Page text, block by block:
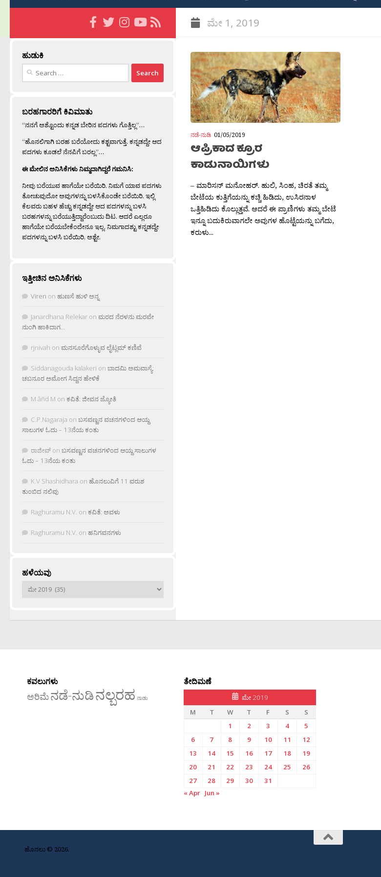
ಮೇ 1, 2019
ನಡೆ-ನುಡಿ 01/05/2019
ಆಪ್ರಿಕಾದ ಕ್ರೂರ
ಕಾಡುನಾಯಿಗಳು
– ಮಾರಿಸನ್ ಮನೋಹರ್. ಹುಲಿ, ಸಿಂಹ, ಚಿರತೆ ತಮ್ಮ
ಬೇಟೆಯ ಕುತ್ತಿಗೆಯನ್ನು ಕಚ್ಚಿ ಹಿಡಿದು, ಉಸಿರನಾಳ
ಒತ್ತಿಹಿಡಿದು ಕೊಲ್ಲುತ್ತವೆ. ಆದರೆ ಈ ಪ್ರಾಣಿಗಳು ತಮ್ಮ ಬೇಟೆ
ಇನ್ನೂ ಬದುಕಿರುವಾಗಲೇ ಅವುಗಳ ಹೊಟ್ಟೆಯನ್ನು ಬಗೆದು,
ಕರುಳು...
ಹುಡುಕಿ
Search
ಬರಹಗಾರರಿಗೆ ಕಿವಿಮಾತು
“ನನಗೆ ಅಶ್ಟೊಂದು ಕನ್ನಡ ಬೇರಿನ ಪದಗಳು ಗೊತ್ತಿಲ್ಲ”…
“ಹೊನಲಿಗಾಗಿ ಬರಹ ಬರೆಯೋದು ಕಶ್ಟವಾಗುತ್ತೆ. ಕನ್ನಡದ್ದೇ ಆದ
ಪದಗಳು ಕೂಡಲೆ ನೆನಪಿಗೆ ಬರಲ್ಲ”…
ಈ ಮೇಲಿನ ಅನಿಸಿಕೆಗಳು ನಿಮ್ಮದಾಗಿದ್ದರೆ ಗಮನಿಸಿ:
ನೀವು ಬರೆಯುವ ಹಾಗೆಯೇ ಬರೆಯಿರಿ. ನಿಮಗೆ ಯಾವ ಪದಗಳು
ತೋಚುವುದೋ ಅವುಗಳನ್ನು ಬಳಸಿಕೊಂಡೇ ಬರೆಯಿರಿ. ಇಲ್ಲಿ
ಕೆಲವರು ಬಹಳ ಹೆಚ್ಚು ಕನ್ನಡದ್ದೇ ಆದ ಪದಗಳನ್ನು ಬಳಸಿ
ಬರಹಗಳನ್ನು ಬರೆಯುತ್ತಿದ್ದಾರೆಂಬುದು ದಿಟ. ಆದರೆ ಎಲ್ಲರೂ
ಹಾಗೆಯೇ ಬರೆಯಬೇಕೆಂದೇನೂ ಇಲ್ಲ. ನಿಮಗಾದಶ್ಟು ಕನ್ನಡದ್ದೇ
ಪದಗಳನ್ನು ಬಳಸಿ ಬರೆಯಿರಿ, ಅಶ್ಟೇ.
ಇತ್ತೀಚಿನ ಅನಿಸಿಕೆಗಳು
Viren on ಹುಣಸೆ ಹುಳಿ ಅನ್ನ
Janardhana Relekar on ಮರದ ನೆರಳನು ಮರವೇ
ನುಂಗಿ ಹಾಕಿದಾಗ…
rjnivah on ಮನಸೂರೆಗೊಳ್ಳುವ ಲೈಟ್ಲಮ್ ಕಣಿವೆ
Siddanagouda kalakeri on ಬಾದಮಿ ಅಮವಾಸ್ಯೆ:
ಚಬನೂರ ಅಮೋಗ ಸಿದ್ದನ ಹೇಳಿಕೆ
M âñd M on ಕವಿತೆ: ಜೀವನ ಜ್ಯೋತಿ
C.P.Nagaraja on ಬಸವಣ್ಣನ ವಚನಗಳಿಂದ ಆಯ್ದ
ಸಾಲುಗಳ ಓದು – 13ನೆಯ ಕಂತು
ರಾಜೀವ್ on ಬಸವಣ್ಣನ ವಚನಗಳಿಂದ ಆಯ್ದ ಸಾಲುಗಳ
ಓದು – 13ನೆಯ ಕಂತು
K.V Shashidhara on ಹೊನಲುವಿಗೆ 11 ವರುಶ
ತುಂಬಿದ ನಲಿವು
Raghuramu N.V. on ಕವಿತೆ: ಅವಳು
Raghuramu N.V. on ಹನಿಗವನಗಳು
ಹಳೆಯವು
ಹಳೆಯವು
ಕವಲುಗಳು
ಅರಿಮೆನಡೆ-ನುಡಿನಲ್ಬರಹ ನಾಡು
ತೇದಿಮಣೆ
ಮೇ 2019
M
T W T F S
S
1
2 3 4
5
6
7 8 9 10 11
12
13
14 15 16 17 18
19
20
21 22 23 24 25
26
27
28 29 30
31
« Apr Jun »
ಹೊನಲು © 2026.